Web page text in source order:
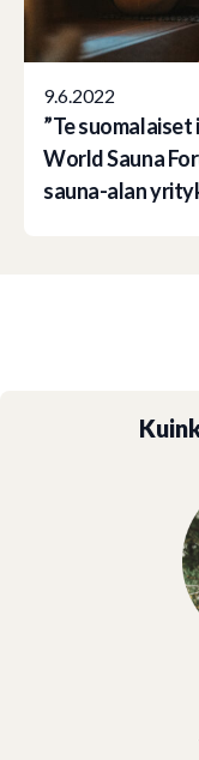
9.6.2022
”Te
World Sauna
sauna-alan